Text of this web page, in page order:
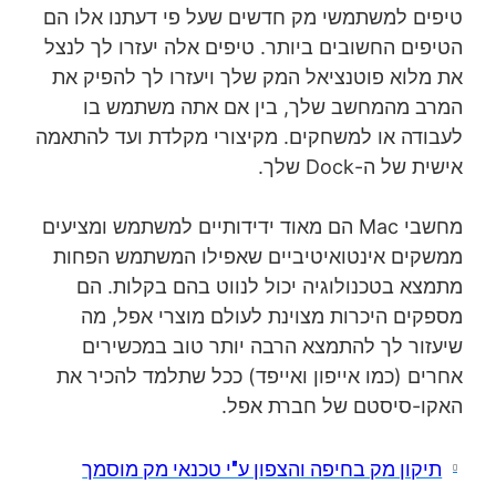
טיפים למשתמשי מק חדשים שעל פי דעתנו אלו הם
הטיפים החשובים ביותר. טיפים אלה יעזרו לך לנצל
את מלוא פוטנציאל המק שלך ויעזרו לך להפיק את
המרב מהמחשב שלך, בין אם אתה משתמש בו
לעבודה או למשחקים. מקיצורי מקלדת ועד להתאמה
אישית של ה-Dock שלך.
מחשבי Mac הם מאוד ידידותיים למשתמש ומציעים
ממשקים אינטואיטיביים שאפילו המשתמש הפחות
מתמצא בטכנולוגיה יכול לנווט בהם בקלות. הם
מספקים היכרות מצוינת לעולם מוצרי אפל, מה
שיעזור לך להתמצא הרבה יותר טוב במכשירים
אחרים (כמו אייפון ואייפד) ככל שתלמד להכיר את
האקו-סיסטם של חברת אפל.
תיקון מק בחיפה והצפון ע"י טכנאי מק מוסמך